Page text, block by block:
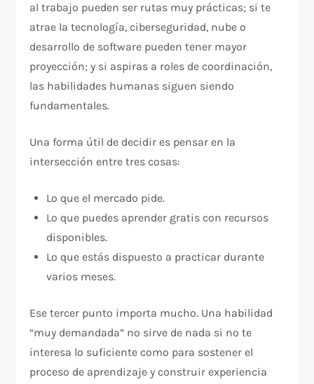
al trabajo pueden ser rutas muy prácticas; si te
atrae la tecnología, ciberseguridad, nube o
desarrollo de software pueden tener mayor
proyección; y si aspiras a roles de coordinación,
las habilidades humanas siguen siendo
fundamentales.
Una forma útil de decidir es pensar en la
intersección entre tres cosas:
Lo que el mercado pide.
Lo que puedes aprender gratis con recursos
disponibles.
Lo que estás dispuesto a practicar durante
varios meses.​
Ese tercer punto importa mucho. Una habilidad
“muy demandada” no sirve de nada si no te
interesa lo suficiente como para sostener el
proceso de aprendizaje y construir experiencia